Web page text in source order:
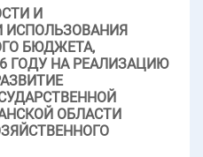
И
ИСПОЛЬЗОВАНИЯ
БЮДЖЕТА,
ГОДУ НА РЕАЛИЗАЦИЮ
ОБЛАСТИ